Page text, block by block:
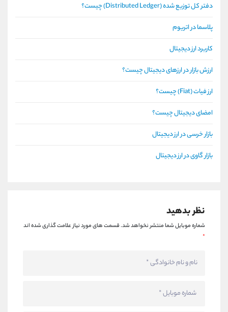
دفتر کل توزیع شده (Distributed Ledger) چیست؟
پلاسما در اتریوم
کاربرد ارز دیجیتال
ارزش بازار در ارزهای دیجیتال چیست؟
ارز فیات (Fiat) چیست؟
امضای دیجیتال چیست؟
بازار خرسی در ارز دیجیتال
بازار گاوی در ارز دیجیتال
نظر بدهید
شماره موبایل شما منتشر نخواهد شد.قسمت های مورد نیاز علامت گذاری شده اند
*